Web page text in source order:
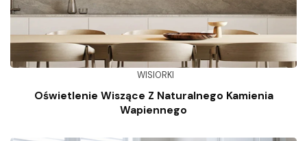
WISIORKI
Oświetlenie Wiszące Z Naturalnego Kamienia
Wapiennego